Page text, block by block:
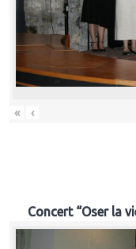
« ‹
Concert “Oser la